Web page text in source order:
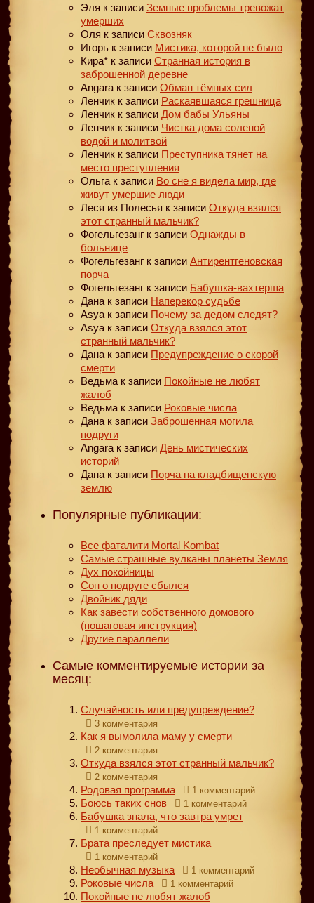
Эля к записи Земные проблемы тревожат
умерших
Оля к записи Сквозняк
Игорь к записи Мистика, которой не было
Кира* к записи Странная история в
заброшенной деревне
Angara к записи Обман тёмных сил
Ленчик к записи Раскаявшаяся грешница
Ленчик к записи Дом бабы Ульяны
Ленчик к записи Чистка дома соленой
водой и молитвой
Ленчик к записи Преступника тянет на
место преступления
Ольга к записи Во сне я видела мир, где
живут умершие люди
Леся из Полесья к записи Откуда взялся
этот странный мальчик?
Фогельгезанг к записи Однажды в
больнице
Фогельгезанг к записи Антирентгеновская
порча
Фогельгезанг к записи Бабушка-вахтерша
Дана к записи Наперекор судьбе
Asya к записи Почему за дедом следят?
Asya к записи Откуда взялся этот
странный мальчик?
Дана к записи Предупреждение о скорой
смерти
Ведьма к записи Покойные не любят
жалоб
Ведьма к записи Роковые числа
Дана к записи Заброшенная могила
подруги
Angara к записи День мистических
историй
Дана к записи Порча на кладбищенскую
землю
Популярные публикации:
Все фаталити Mortal Kombat
Самые страшные вулканы планеты Земля
Дух покойницы
Сон о подруге сбылся
Двойник дяди
Как завести собственного домового
(пошаговая инструкция)
Другие параллели
Самые комментируемые истории за
месяц:
Случайность или предупреждение?
3 комментария
Как я вымолила маму у смерти
2 комментария
Откуда взялся этот странный мальчик?
2 комментария
Родовая программа 1 комментарий
Боюсь таких снов 1 комментарий
Бабушка знала, что завтра умрет
1 комментарий
Брата преследует мистика
1 комментарий
Необычная музыка 1 комментарий
Роковые числа 1 комментарий
Покойные не любят жалоб